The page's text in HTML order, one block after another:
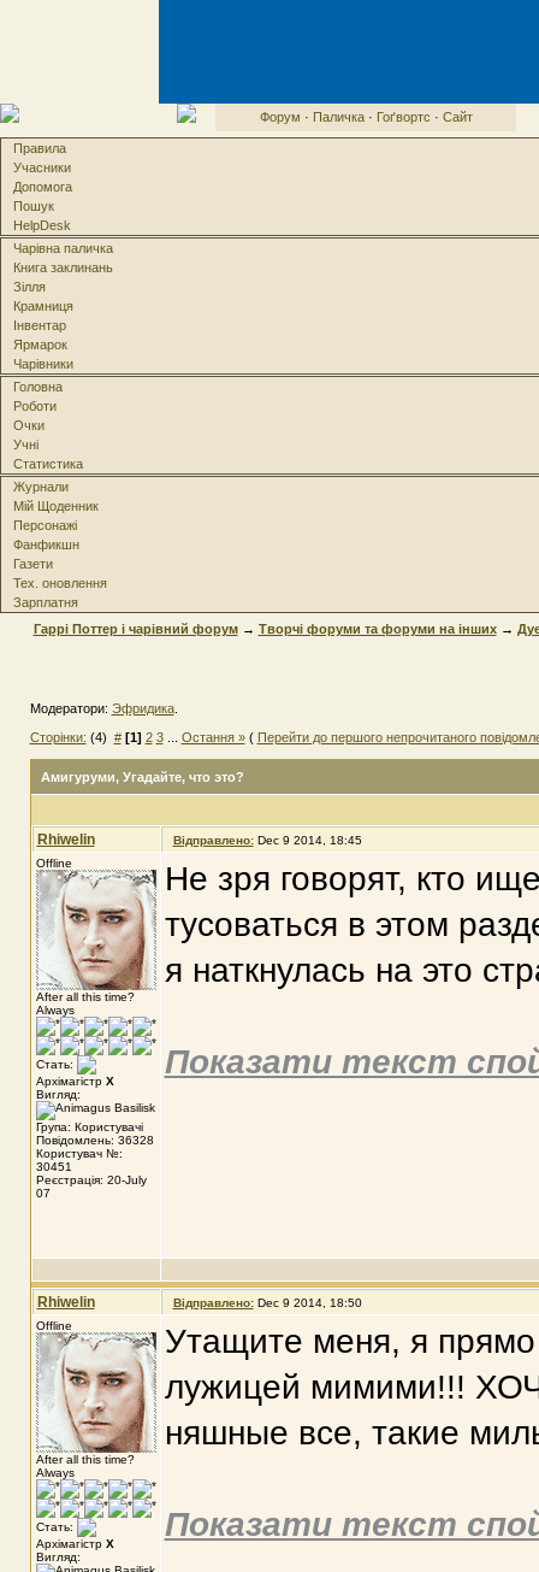
Форум · Паличка· Гоґвортс · Сайт
Правила
Учасники
Допомога
Пошук
HelpDesk
Чарівна паличка
Книга заклинань
Зілля
Крамниця
Інвентар
Ярмарок
Чарівники
Головна
Роботи
Очки
Учні
Статистика
Журнали
Мій Щоденник
Персонажі
Фанфикшн
Газети
Тех. оновлення
Зарплатня
Гаррі Поттер і чарівний форум→ Творчі форуми та форуми на інших→
Модератори: Эфридика.
Сторінки: (4) # [1] 2 3... Остання »( Перейти до першого непрочитаного
Амигуруми, Угадайте, что это?
Rhiwelin Відправлено: Dec 9 2014, 18:45
Offline
After all this time?
Always
Стать:
Архімагістр X
Вигляд:
Група: Користувачі
Повідомлень: 36328
Користувач №:
30451
Реєстрація: 20-July
07
Не зря говорят, кто
тусоваться в этом
я наткнулась на это
Показати текст
Rhiwelin Відправлено: Dec 9 2014, 18:50
Offline
After all this time?
Always
Стать:
Архімагістр X
Вигляд:
Утащите меня, я
лужицей мимими!!!
няшные все, такие
Показати текст